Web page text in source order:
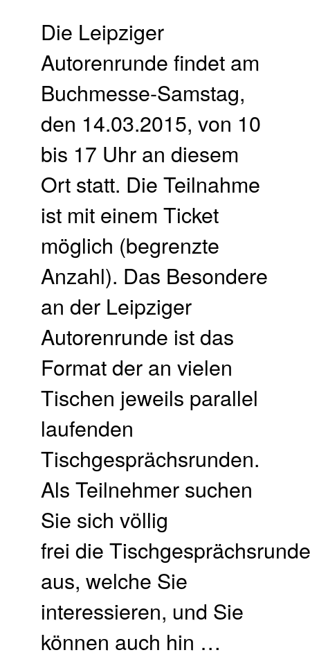
Die Leipziger
Autorenrunde findet am
Buchmesse-Samstag,
den 14.03.2015, von 10
bis 17 Uhr an diesem
Ort statt. Die Teilnahme
ist mit einem Ticket
möglich (begrenzte
Anzahl). Das Besondere
an der Leipziger
Autorenrunde ist das
Format der an vielen
Tischen jeweils parallel
laufenden
Tischgesprächsrunden.
Als Teilnehmer suchen
Sie sich völlig
frei die
aus, welche Sie
interessieren, und Sie
können auch hin …